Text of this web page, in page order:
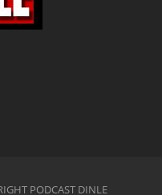
PODCAST DINLE